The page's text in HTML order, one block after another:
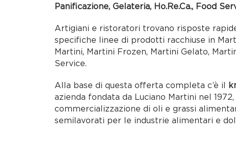
Panificazione, Gelateria, Ho.Re.Ca., Food
Artigiani e ristoratori trovano risposte
specifiche linee di prodotti racchiuse in
Martini, Martini Frozen, Martini Gelato,
Service.
Alla base di questa offerta completa c’è il
azienda fondata da Luciano Martini nel
commercializzazione di oli e grassi
semilavorati per le industrie alimentari e